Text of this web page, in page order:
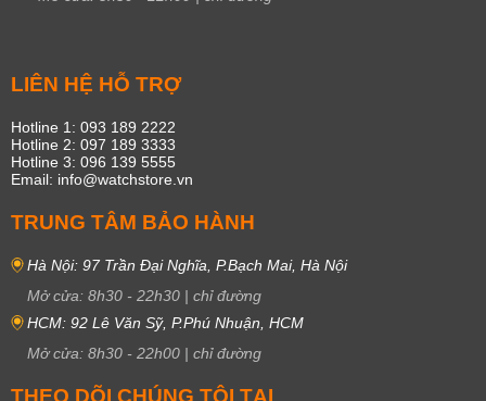
LIÊN HỆ HỖ TRỢ
Hotline 1: 093 189 2222
Hotline 2: 097 189 3333
Hotline 3: 096 139 5555
Email: info@watchstore.vn
TRUNG TÂM BẢO HÀNH
Hà Nội: 97 Trần Đại Nghĩa, P.Bạch Mai, Hà Nội
Mở cửa: 8h30 - 22h30 | chỉ đường
HCM: 92 Lê Văn Sỹ, P.Phú Nhuận, HCM
Mở cửa: 8h30 - 22h00 | chỉ đường
THEO DÕI CHÚNG TÔI TẠI